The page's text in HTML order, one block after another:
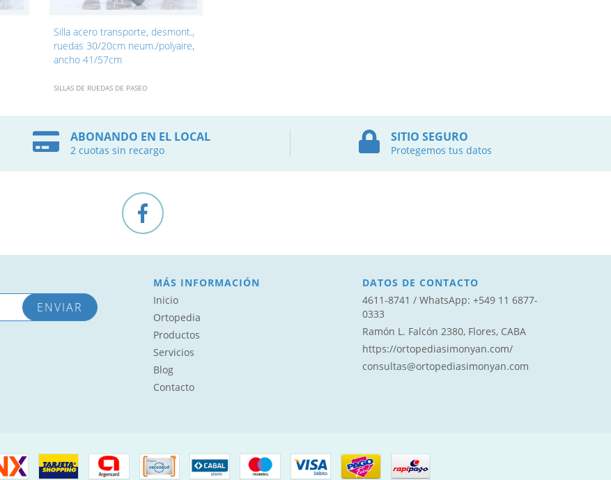
Silla acero transporte, desmont.,
ruedas 30/20cm neum./polyaire,
ancho 41/57cm
SILLAS DE RUEDAS DE PASEO
ABONANDO EN EL LOCAL
2 cuotas sin recargo
SITIO SEGURO
Protegemos tus datos
MÁS INFORMACIÓN
Inicio
Ortopedia
Productos
Servicios
Blog
Contacto
DATOS DE CONTACTO
4611-8741 / WhatsApp: +549 11 6877-
0333‬
Ramón L. Falcón 2380, Flores, CABA
https://ortopediasimonyan.com/
consultas@ortopediasimonyan.com